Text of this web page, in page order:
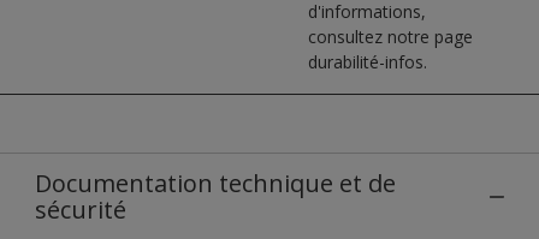
d'informations,
consultez notre page
durabilité-infos.
Documentation technique et de
sécurité